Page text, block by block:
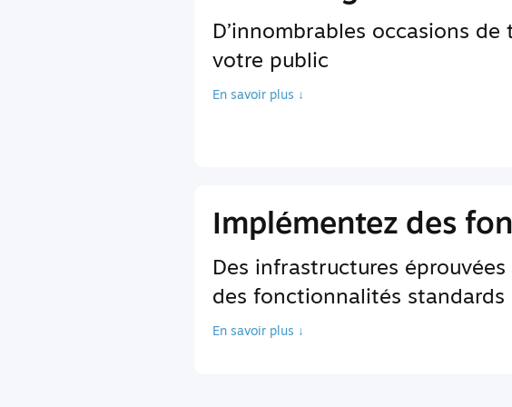
D’innombrables occasions de
votre public
En savoir plus ↓
Implémentez des
Des infrastructures
des fonctionnalités standards
En savoir plus ↓